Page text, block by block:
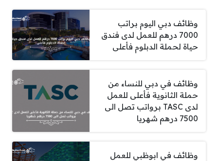
وظائف دبي اليوم براتب
7000 درهم للعمل لدى فندق
حياة لحملة الدبلوم فأعلى
وظائف في دبي للنساء من
حملة الثانوية فأعلى للعمل
لدى TASC برواتب تصل الى
7500 درهم شهريا
وظائف في ابوظبي للعمل